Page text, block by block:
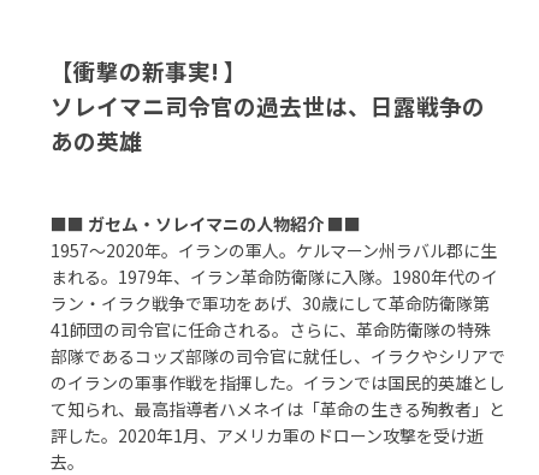
【衝撃の新事実! 】
ソレイマニ司令官の過去世は、日露戦争の
あの英雄
■■ ガセム・ソレイマニの人物紹介 ■■
1957～2020年。イランの軍人。ケルマーン州ラバル郡に生
まれる。1979年、イラン革命防衛隊に入隊。1980年代のイ
ラン・イラク戦争で軍功をあげ、30歳にして革命防衛隊第
41師団の司令官に任命される。さらに、革命防衛隊の特殊
部隊であるコッズ部隊の司令官に就任し、イラクやシリアで
のイランの軍事作戦を指揮した。イランでは国民的英雄とし
て知られ、最高指導者ハメネイは「革命の生きる殉教者」と
評した。2020年1月、アメリカ軍のドローン攻撃を受け逝
去。